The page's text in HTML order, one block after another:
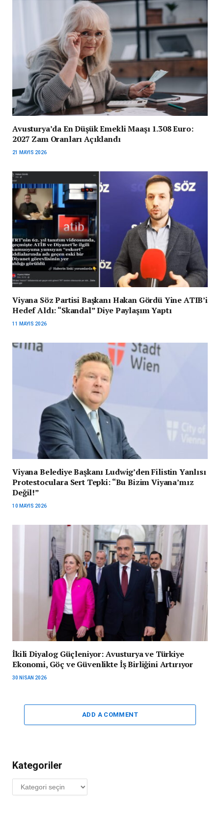
Avusturya’da En Düşük Emekli Maaşı 1.308 Euro:
2027 Zam Oranları Açıklandı
21 MAYIS 2026
Viyana Söz Partisi Başkanı Hakan Gördü Yine ATIB’i
Hedef Aldı: “Skandal” Diye Paylaşım Yaptı
11 MAYIS 2026
Viyana Belediye Başkanı Ludwig’den Filistin Yanlısı
Protestoculara Sert Tepki: “Bu Bizim Viyana’mız
Değil!”
10 MAYIS 2026
İkili Diyalog Güçleniyor: Avusturya ve Türkiye
Ekonomi, Göç ve Güvenlikte İş Birliğini Artırıyor
30 NISAN 2026
ADD A COMMENT
Kategoriler
Kategoriler